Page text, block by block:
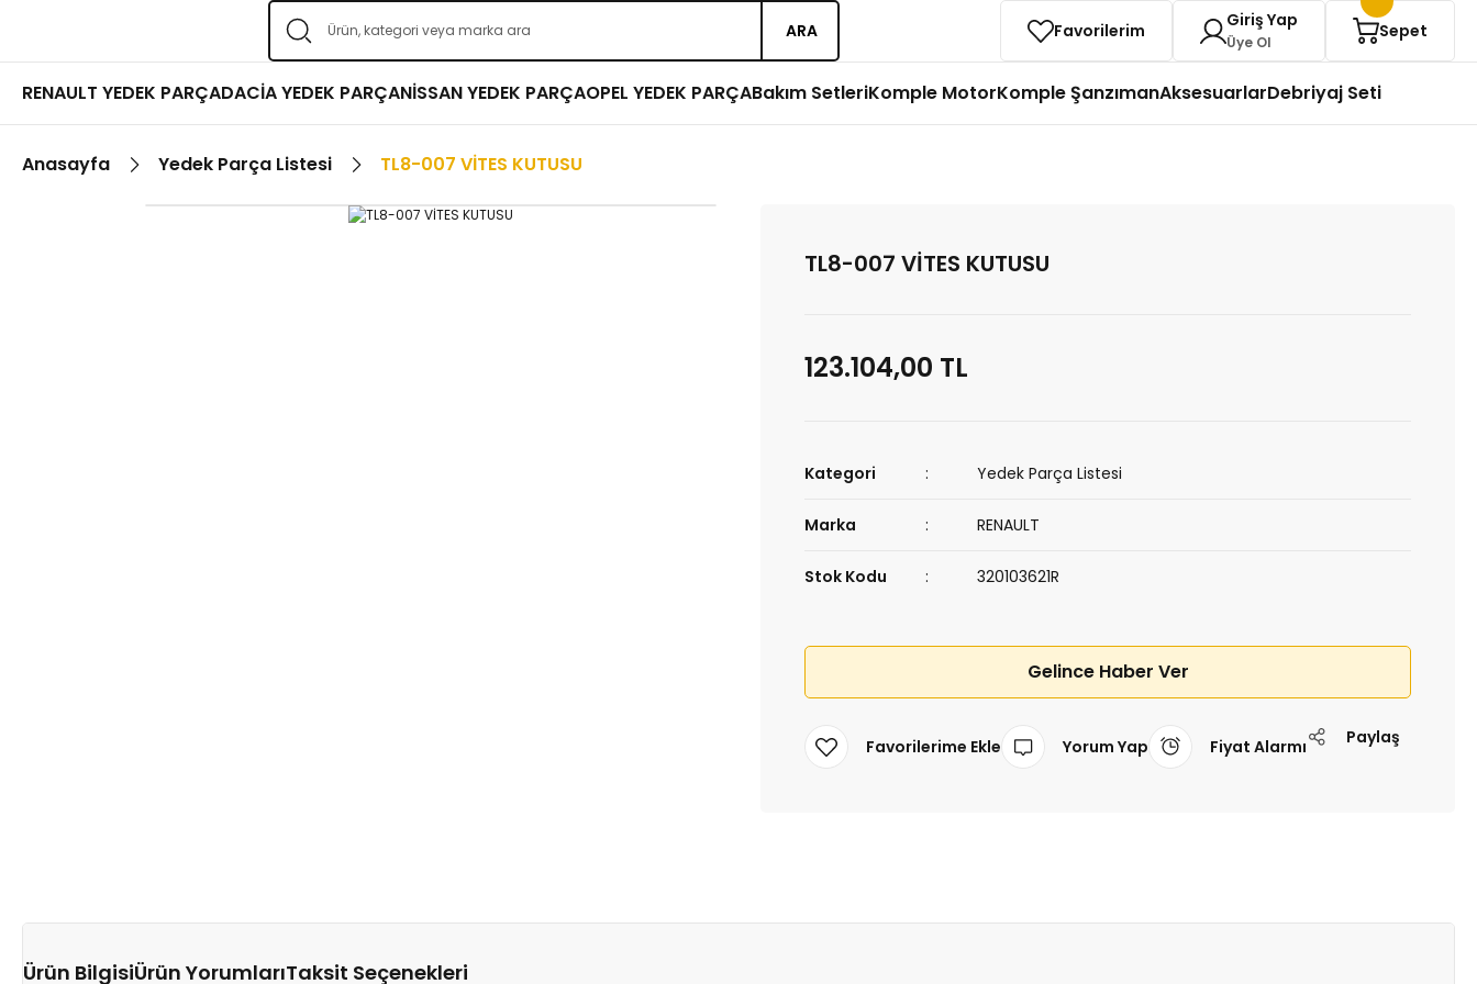
ARA Favorilerim Giriş Yap
Üye Ol
Sepet
RENAULT YEDEK PARÇADACİA YEDEK PARÇANİSSAN YEDEK PARÇAOPEL YEDEK PARÇABakım SetleriKomple MotorKomple ŞanzımanAksesuarlarDebriyaj Seti
Anasayfa Yedek Parça Listesi TL8-007 VİTES KUTUSU
TL8-007 VİTES KUTUSU
123.104,00 TL
Kategori Yedek Parça Listesi
Marka RENAULT
Stok Kodu 320103621R
Gelince Haber Ver
Yorum Yap Fiyat Alarmı Paylaş
Ürün BilgisiÜrün YorumlarıTaksit Seçenekleri